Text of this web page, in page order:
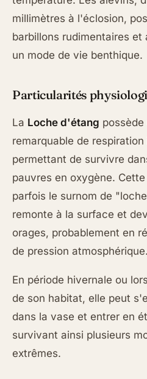
millimètres à l'éclosion,
barbillons rudimentaires et
un mode de vie benthique.
Particularités
La Loche d'étang
remarquable de
permettant de survivre
pauvres en oxygène.
parfois le surnom de
remonte à la surface et
orages, probablement en
de pression atmosphérique.
En période hivernale ou
de son habitat, elle peut
dans la vase et entrer en
survivant ainsi plusieurs
extrêmes.